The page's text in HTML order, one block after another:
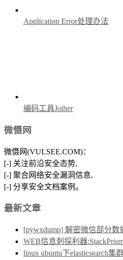
Application Error处理办法
编码工具Jother
微慑网
微慑网(VULSEE.COM)：
[-] 关注前沿安全态势,
[-] 聚合网络安全漏洞信息,
[-] 分享安全文档案例。
最新文章
[pywxdump] 解密微信部分数
WEB信息刺探利器
linux ubuntu下elasticsearch集